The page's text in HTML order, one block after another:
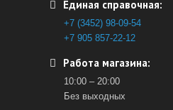
Единая справочная:
+7 (3452) 98-09-54
+7 905 857-22-12
Работа магазина:
10:00 – 20:00
Без выходных